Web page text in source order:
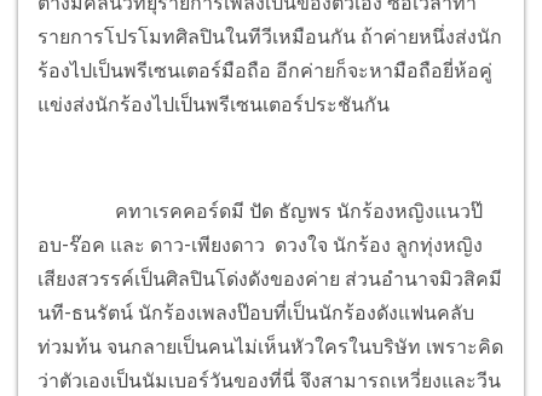
รายการโปรโมทศิลปินในทีวีเหมือนกัน ถ้าค่ายหนึ่งส่งนัก
ร้องไปเป็นพรีเซนเตอร์มือถือ อีกค่ายก็จะหามือถือยี่ห้อคู่
แข่งส่งนักร้องไปเป็นพรีเซนเตอร์ประชันกัน
คทาเรคคอร์ดมี ปัด ธัญพร นักร้องหญิงแนวป๊
อบ-ร๊อค และ ดาว-เพียงดาว ดวงใจ นักร้อง ลูกทุ่งหญิง
เสียงสวรรค์เป็นศิลปินโด่งดังของค่าย ส่วนอำนาจมิวสิคมี
นที-ธนรัตน์ นักร้องเพลงป๊อบที่เป็นนักร้องดังแฟนคลับ
ท่วมท้น จนกลายเป็นคนไม่เห็นหัวใครในบริษัท เพราะคิด
ว่าตัวเองเป็นนัมเบอร์วันของที่นี่ จึงสามารถเหวี่ยงและวีน